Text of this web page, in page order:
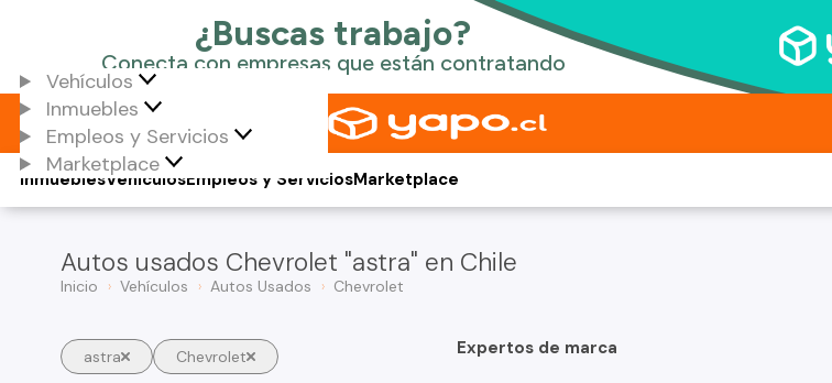
Vehículos
Inmuebles
Empleos y Servicios
Marketplace
Vehículos
Inmuebles Empleos y ServiciosMarketplace
Autos usados Chevrolet "astra" en Chile
Inicio Vehículos Autos Usados Chevrolet
astra Chevrolet Expertos de marca